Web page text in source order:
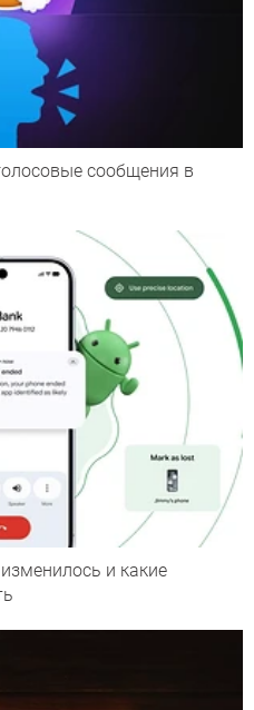
сообщения в
и какие